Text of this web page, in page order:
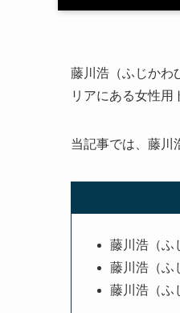
藤川浩（ふじかわ
リアにある女性用
当記事では、藤川
藤川浩（ふ
藤川浩（ふ
藤川浩（ふ